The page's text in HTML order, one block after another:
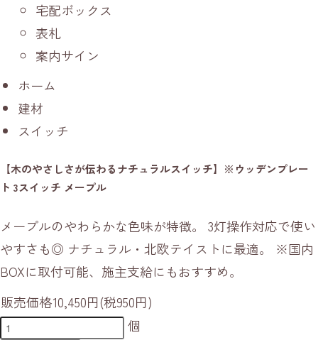
宅配ボックス
表札
案内サイン
ホーム
建材
スイッチ
【木のやさしさが伝わるナチュラルスイッチ】※ウッデンプレー
ト 3スイッチ メープル
メープルのやわらかな色味が特徴。 3灯操作対応で使い
やすさも◎ ナチュラル・北欧テイストに最適。 ※国内
BOXに取付可能、施主支給にもおすすめ。
販売価格10,450円(税950円)
個